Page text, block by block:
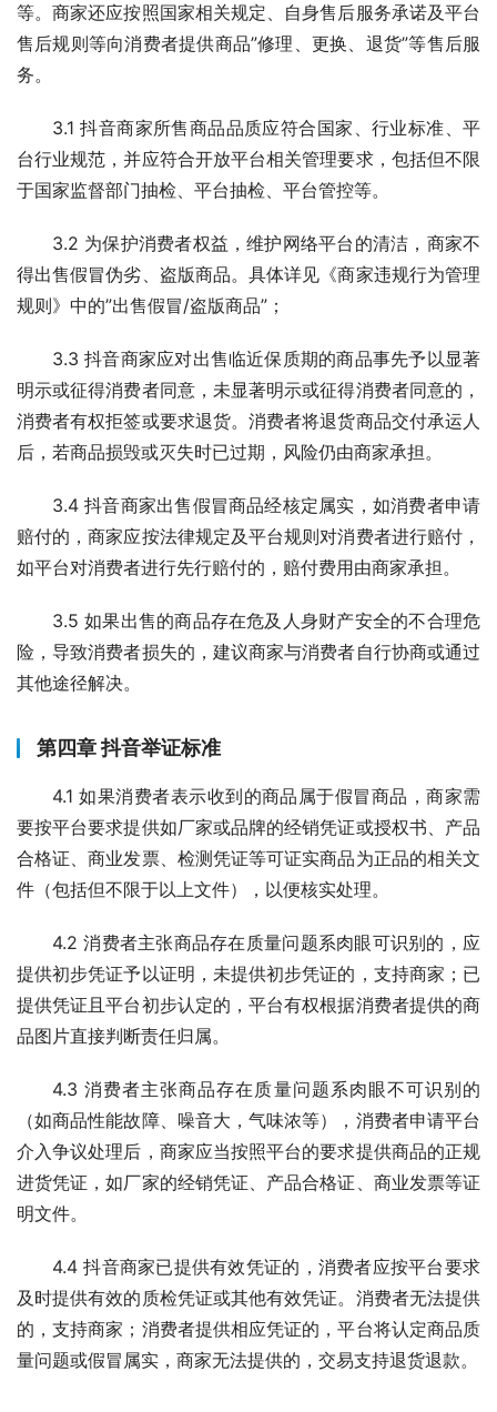
等。商家还应按照国家相关规定、自身售后服务承诺及平台
售后规则等向消费者提供商品”修理、更换、退货”等售后服
务。
3.1 抖音商家所售商品品质应符合国家、行业标准、平
台行业规范，并应符合开放平台相关管理要求，包括但不限
于国家监督部门抽检、平台抽检、平台管控等。
3.2 为保护消费者权益，维护网络平台的清洁，商家不
得出售假冒伪劣、盗版商品。具体详见《商家违规行为管理
规则》中的”出售假冒/盗版商品”；
3.3 抖音商家应对出售临近保质期的商品事先予以显著
明示或征得消费者同意，未显著明示或征得消费者同意的，
消费者有权拒签或要求退货。消费者将退货商品交付承运人
后，若商品损毁或灭失时已过期，风险仍由商家承担。
3.4 抖音商家出售假冒商品经核定属实，如消费者申请
赔付的，商家应按法律规定及平台规则对消费者进行赔付，
如平台对消费者进行先行赔付的，赔付费用由商家承担。
3.5 如果出售的商品存在危及人身财产安全的不合理危
险，导致消费者损失的，建议商家与消费者自行协商或通过
其他途径解决。
第四章 抖音举证标准
4.1 如果消费者表示收到的商品属于假冒商品，商家需
要按平台要求提供如厂家或品牌的经销凭证或授权书、产品
合格证、商业发票、检测凭证等可证实商品为正品的相关文
件（包括但不限于以上文件），以便核实处理。
4.2 消费者主张商品存在质量问题系肉眼可识别的，应
提供初步凭证予以证明，未提供初步凭证的，支持商家；已
提供凭证且平台初步认定的，平台有权根据消费者提供的商
品图片直接判断责任归属。
4.3 消费者主张商品存在质量问题系肉眼不可识别的
（如商品性能故障、噪音大，气味浓等），消费者申请平台
介入争议处理后，商家应当按照平台的要求提供商品的正规
进货凭证，如厂家的经销凭证、产品合格证、商业发票等证
明文件。
4.4 抖音商家已提供有效凭证的，消费者应按平台要求
及时提供有效的质检凭证或其他有效凭证。消费者无法提供
的，支持商家；消费者提供相应凭证的，平台将认定商品质
量问题或假冒属实，商家无法提供的，交易支持退货退款。